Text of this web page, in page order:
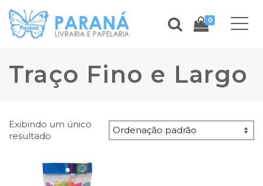
0
Traço Fino e Largo
Exibindo um único
resultado